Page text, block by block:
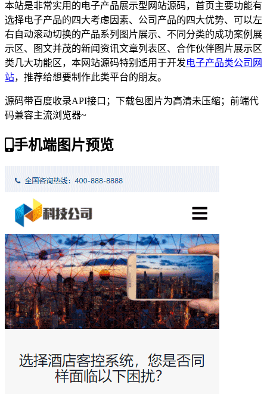
本站是非常实用的电子产品展示型网站源码，首页主要功能有
选择电子产品的四大考虑因素、公司产品的四大优势、可以左
右自动滚动切换的产品系列图片展示、不同分类的成功案例展
示区、图文并茂的新闻资讯文章列表区、合作伙伴图片展示区
类几大功能区，本网站源码特别适用于开发电子产品类公司网
站，推荐给想要制作此类平台的朋友。
源码带百度收录API接口；下载包图片为高清未压缩；前端代
码兼容主流浏览器~
手机端图片预览